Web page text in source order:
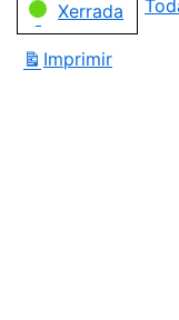
Xerrada
Imprimir